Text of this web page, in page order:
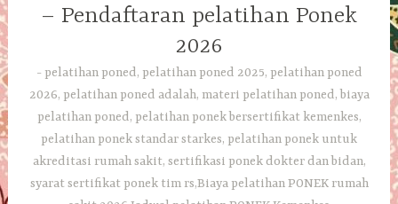
– Pendaftaran pelatihan Ponek
2026
pelatihan poned, pelatihan poned 2025, pelatihan poned
2026, pelatihan poned adalah, materi pelatihan poned, biaya
pelatihan poned, pelatihan ponek bersertifikat kemenkes,
pelatihan ponek standar starkes, pelatihan ponek untuk
akreditasi rumah sakit, sertifikasi ponek dokter dan bidan,
syarat sertifikat ponek tim rs,Biaya pelatihan PONEK rumah